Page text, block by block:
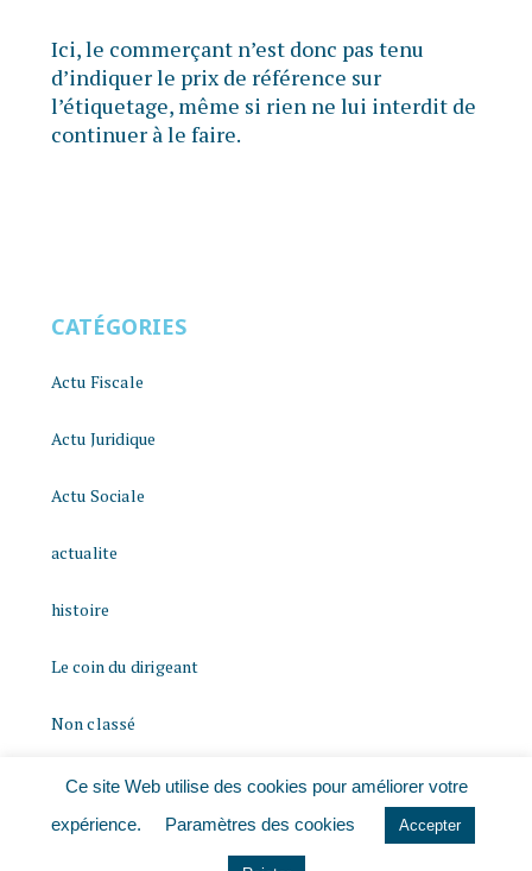
Ici, le commerçant n’est donc pas tenu
d’indiquer le prix de référence sur
l’étiquetage, même si rien ne lui interdit de
continuer à le faire.
CATÉGORIES
Actu Fiscale
Actu Juridique
Actu Sociale
actualite
histoire
Le coin du dirigeant
Non classé
quizz
Ce site Web utilise des cookies pour améliorer votre
expérience.
Paramètres des cookies Accepter